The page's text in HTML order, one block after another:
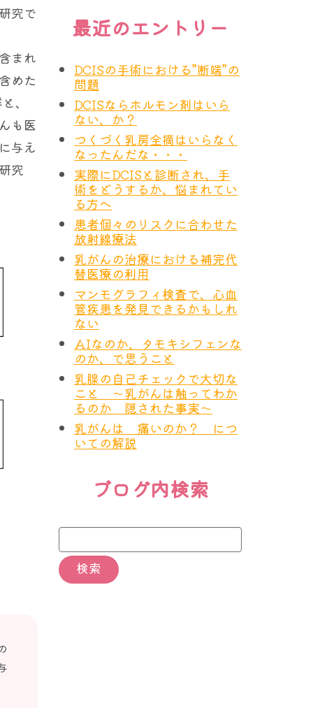
究で
まれ
めた
、
も医
与え
究
最近のエントリー
DCISの手術における”断端”の
問題
DCISならホルモン剤はいら
ない、か？
つくづく乳房全摘はいらなく
なったんだな・・・
実際にDCISと診断され、手
術をどうするか、悩まれてい
る方へ
患者個々のリスクに合わせた
放射線療法
乳がんの治療における補完代
替医療の利用
マンモグラフィ検査で、心血
管疾患を発見できるかもしれ
ない
AIなのか、タモキシフェンな
のか、で思うこと
乳腺の自己チェックで大切な
こと ～乳がんは触ってわか
るのか 隠された事実～
乳がんは 痛いのか？ につ
いての解説
ブログ内検索